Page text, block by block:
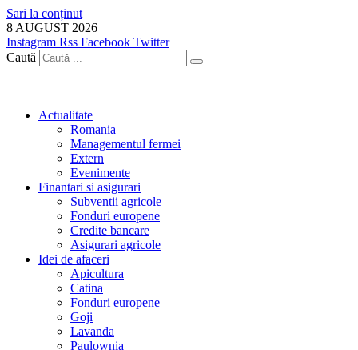
Sari la conținut
8 AUGUST 2026
Instagram Rss Facebook Twitter
Caută
Actualitate
Romania
Managementul fermei
Extern
Evenimente
Finantari si asigurari
Subventii agricole
Fonduri europene
Credite bancare
Asigurari agricole
Idei de afaceri
Apicultura
Catina
Fonduri europene
Goji
Lavanda
Paulownia